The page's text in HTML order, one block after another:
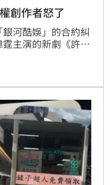
創作者怒了
河酷娛」的合約糾
主演的新劇《許我
都市情感劇之